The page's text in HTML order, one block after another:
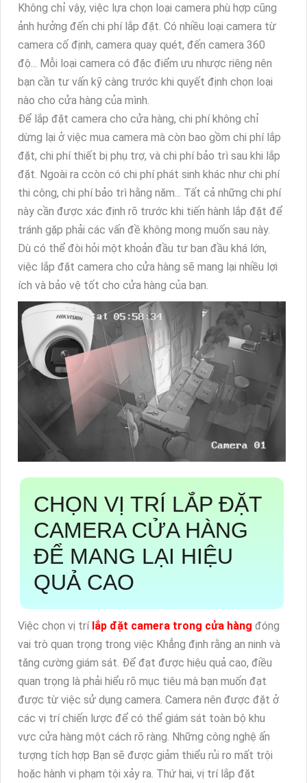
Không chỉ vậy, việc lựa chọn loại camera phù hợp cũng
ảnh hưởng đến chi phí lắp đặt. Có nhiều loại camera từ
camera cố định, camera quay quét, đến camera 360
độ... Mỗi loại camera có đặc điểm ưu nhược riêng nên
bạn cần tư vấn kỹ càng trước khi quyết định chọn loại
nào cho cửa hàng của mình.
Để lắp đặt camera cho cửa hàng, chi phí không chỉ
dừng lại ở việc mua camera mà còn bao gồm chi phí lắp
đặt, chi phí thiết bị phụ trợ, và chi phí bảo trì sau khi lắp
đặt. Ngoài ra ccòn có chi phí phát sinh khác như chi phí
thi công, chi phí bảo trì hằng năm... Tất cả những chi phí
này cần được xác định rõ trước khi tiến hành lắp đặt để
tránh gặp phải các vấn đề không mong muốn sau này.
Dù có thể đòi hỏi một khoản đầu tư ban đầu khá lớn,
việc lắp đặt camera cho cửa hàng sẽ mang lại nhiều lợi
ích và bảo vệ tốt cho cửa hàng của bạn.
CHỌN VỊ TRÍ LẮP ĐẶT
CAMERA CỬA HÀNG
ĐỂ MANG LẠI HIỆU
QUẢ CAO
Việc chọn vị trí lắp đặt camera trong cửa hàng đóng
vai trò quan trọng trong việc Khẳng định rằng an ninh và
tăng cường giám sát. Để đạt được hiệu quả cao, điều
quan trọng là phải hiểu rõ mục tiêu mà bạn muốn đạt
được từ việc sử dụng camera. Camera nên được đặt ở
các vị trí chiến lược để có thể giám sát toàn bộ khu
vực cửa hàng một cách rõ ràng. Những công nghệ ấn
tượng tích hợp Bạn sẽ được giảm thiểu rủi ro mất trội
hoặc hành vi phạm tội xảy ra. Thứ hai, vị trí lắp đặt